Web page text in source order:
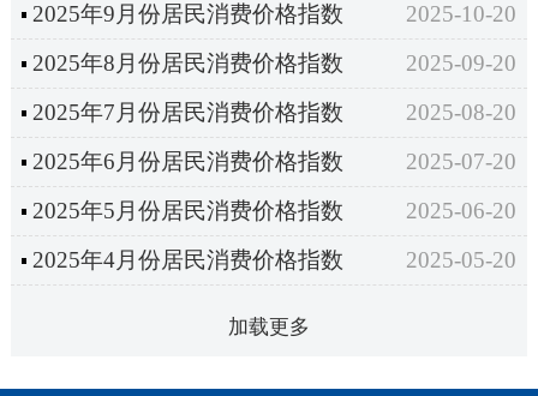
2025年9月份居民消费价格指数
2025-10-20
2025年8月份居民消费价格指数
2025-09-20
2025年7月份居民消费价格指数
2025-08-20
2025年6月份居民消费价格指数
2025-07-20
2025年5月份居民消费价格指数
2025-06-20
2025年4月份居民消费价格指数
2025-05-20
加载更多